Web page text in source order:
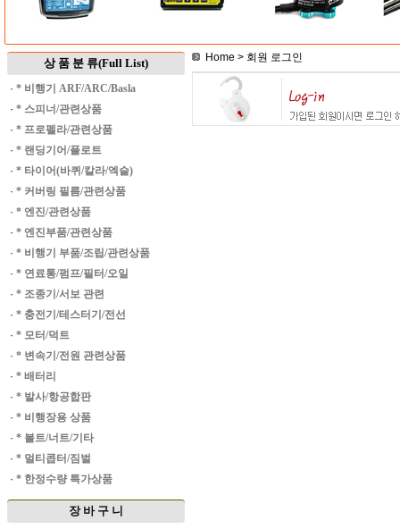
상 품 분 류(Full List)
· * 비행기 ARF/ARC/Basla
· * 스피너/관련상품
· * 프로펠라/관련상품
· * 랜딩기어/플로트
· * 타이어(바퀴/칼라/엑슬)
· * 커버링 필름/관련상품
· * 엔진/관련상품
· * 엔진부품/관련상품
· * 비행기 부품/조립/관련상품
· * 연료통/펌프/필터/오일
· * 조종기/서보 관련
· * 충전기/테스터기/전선
· * 모터/덕트
· * 변속기/전원 관련상품
· * 배터리
· * 발사/항공합판
· * 비행장용 상품
· * 볼트/너트/기타
· * 멀티콥터/짐벌
· * 한정수량 특가상품
장 바 구 니
Home > 회원 로그인